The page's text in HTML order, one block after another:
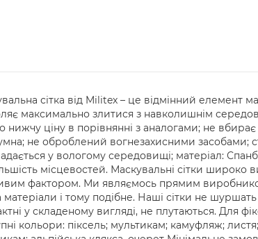
сітка від Militex – це відмінний елемент
максимально злитися з навколишнім
нижчу ціну в порівнянні з аналогами; не
не оброблений вогнезахисними засобами;
у вологому середовищі; матеріал:
місцевостей. Маскувальні сітки широко
фактором. Ми являємось прямим
матеріали і тому подібне. Наші сітки не
у складеному вигляді, не плутаються. Для
кольори: піксель; мультикам; камуфляж;